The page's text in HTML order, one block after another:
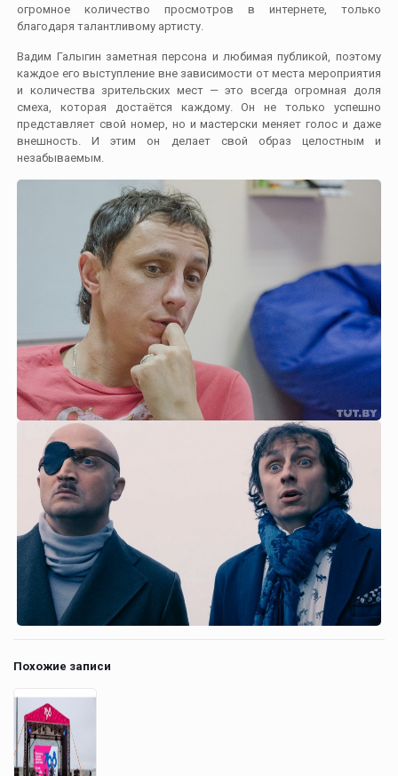
огромное количество просмотров в интернете, только
благодаря талантливому артисту.
Вадим Галыгин заметная персона и любимая публикой, поэтому
каждое его выступление вне зависимости от места мероприятия
и количества зрительских мест — это всегда огромная доля
смеха, которая достаётся каждому. Он не только успешно
представляет свой номер, но и мастерски меняет голос и даже
внешность. И этим он делает свой образ целостным и
незабываемым.
Похожие записи